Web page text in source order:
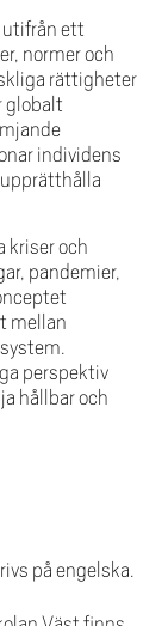
utifrån ett
normer och
rättigheter
globalt
individens
kriser och
pandemier,
mellan
perspektiv
hållbar och
på engelska.